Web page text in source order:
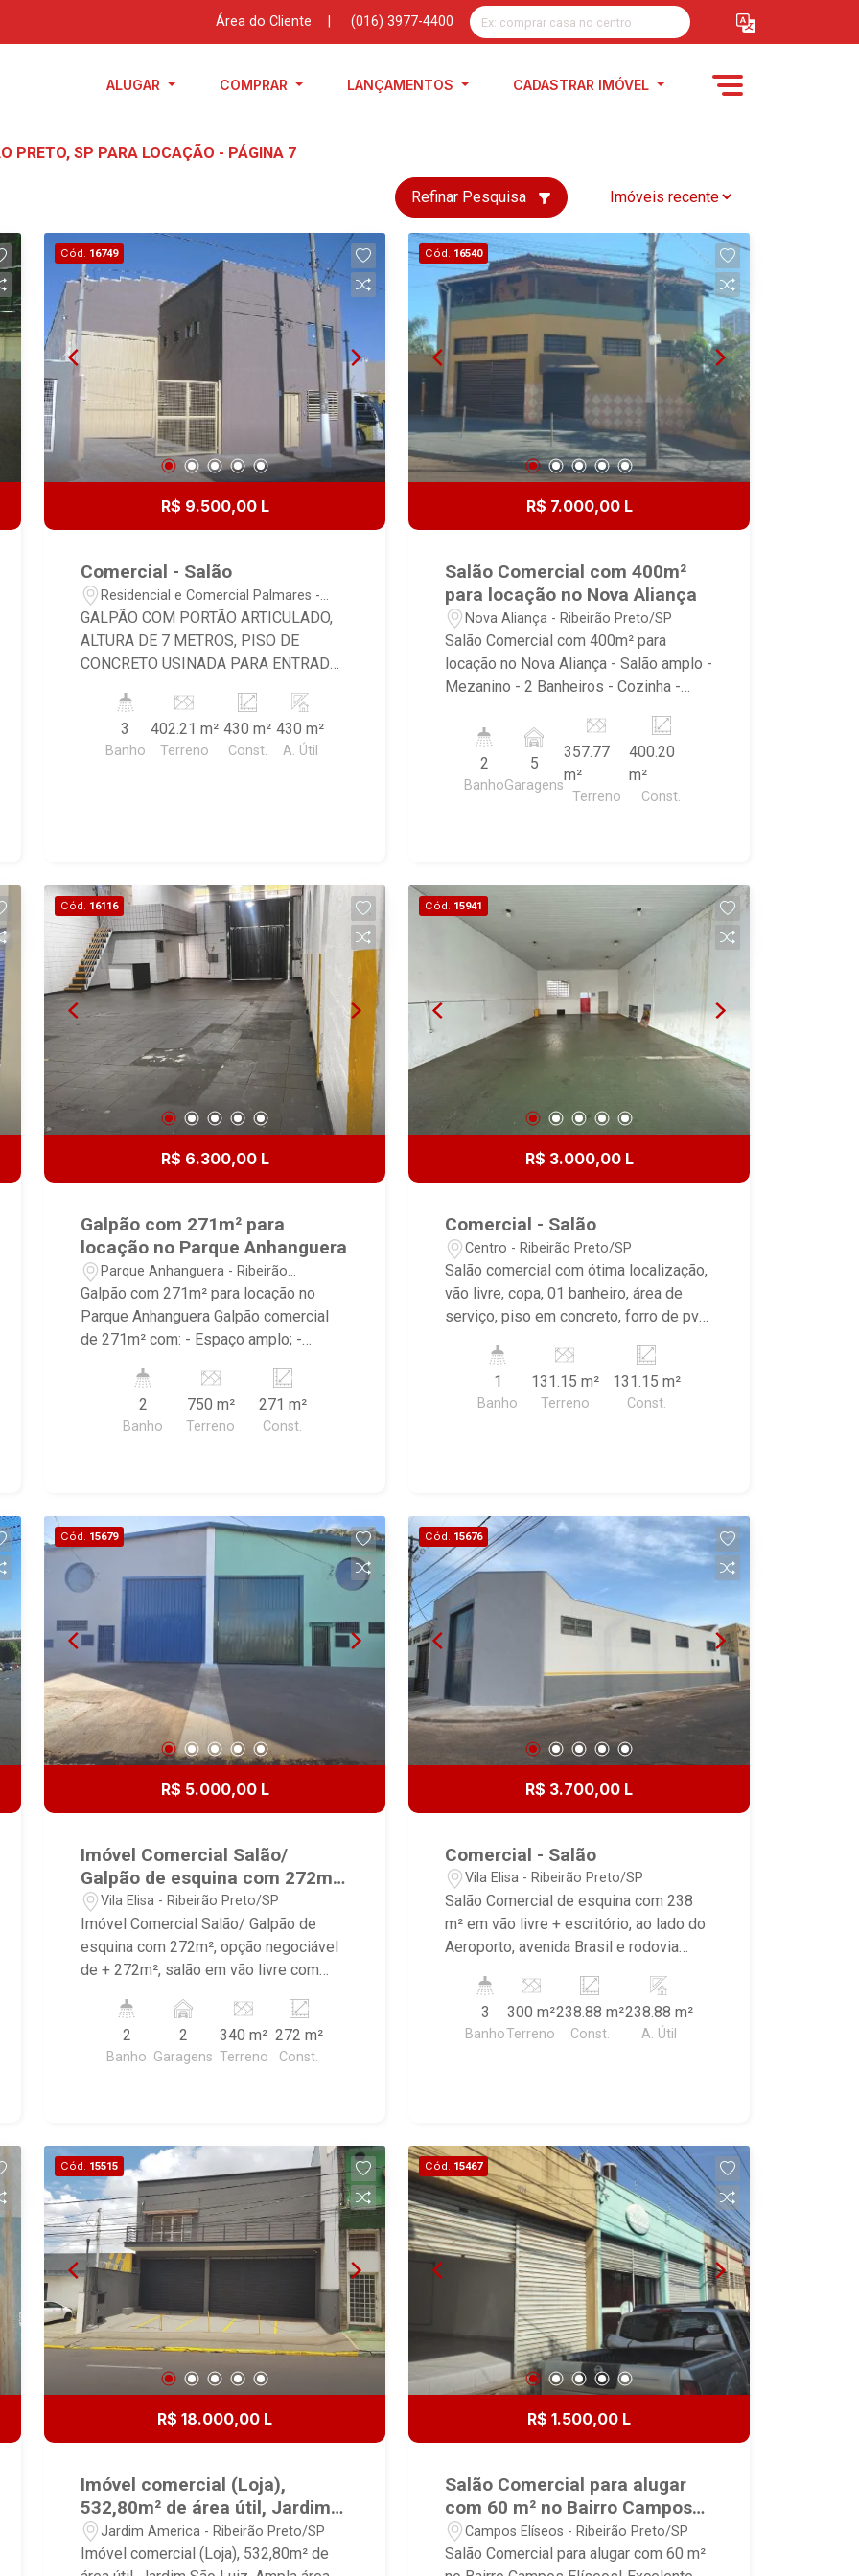
Área do Cliente (016) 3977-4400
ALUGAR COMPRAR LANÇAMENTOS CADASTRAR IMÓVEL
PRETO, SP PARA LOCAÇÃO - PÁGINA 7
Refinar Pesquisa
Cód. 16749
R$ 9.500,00 L
Comercial - Salão
Residencial e Comercial Palmares -
Ribeirão Preto/SP
GALPÃO COM PORTÃO ARTICULADO,
ALTURA DE 7 METROS, PISO DE
CONCRETO USINADA PARA ENTRADA
DESCARGA INTERNA, ESCRITÓRIO
COM 02 PAVIMENTOS (84 M²) PISO
FRIO CONTENDO, 2 SALAS AMPLAS
ALARME/SISTEMA DE SEGURANÇA,
PREPARAÇÃO PARA INSTALAÇÃO DE
SISTEMA DE AR CONDICIONADO,
CIRCUITO FECHADO E SISTEMA
LÓGICO.
3
Banho
402.21 m²
Terreno
430 m²
Const.
430 m²
A. Útil
Cód. 16540
R$ 7.000,00 L
Salão Comercial com 400m²
para locação no Nova Aliança
Nova Aliança - Ribeirão Preto/SP
Salão Comercial com 400m² para
locação no Nova Aliança - Salão amplo -
Mezanino - 2 Banheiros - Cozinha -
2
Banho
5
Garagens
357.77
m²
Terreno
400.20
m²
Const.
Cód. 16116
R$ 6.300,00 L
Galpão com 271m² para
locação no Parque Anhanguera
Parque Anhanguera - Ribeirão
Preto/SP
Galpão com 271m² para locação no
Parque Anhanguera Galpão comercial
de 271m² com: - Espaço amplo; -
2
Banho
750 m²
Terreno
271 m²
Const.
Cód. 15941
R$ 3.000,00 L
Comercial - Salão
Centro - Ribeirão Preto/SP
Salão comercial com ótima localização,
vão livre, copa, 01 banheiro, área de
serviço, piso em concreto, forro de pvc
1
Banho
131.15 m²
Terreno
131.15 m²
Const.
Cód. 15679
R$ 5.000,00 L
Imóvel Comercial Salão/
Galpão de esquina com 272m²,
opção negociável de + 272m²,
salão em vão livre com
escritório e banheiros, no
bairro Vila Elisa, ao lado da
fácil para Rodovia Anhanguera
e Aeroporto;
Vila Elisa - Ribeirão Preto/SP
Imóvel Comercial Salão/ Galpão de
esquina com 272m², opção negociável
de + 272m², salão em vão livre com
Elisa, ao lado da avenida Brasil, com
acesso fácil para Rodovia Anhanguera e
Aeroporto; - Salão/ Galpão em vão livre
5,0x5,0 (para entrada de caminhão) -
Escritório com piso em cerâmica
esmaltada - 2 Banheiros - - Quintal,
recuo no fundo com área de serviço -
Recuo frontal com 2 vagas de
estacionamento para clientes
2
Banho
2
Garagens
340 m²
Terreno
272 m²
Const.
Cód. 15676
R$ 3.700,00 L
Comercial - Salão
Vila Elisa - Ribeirão Preto/SP
Salão Comercial de esquina com 238
m² em vão livre + escritório, ao lado do
Aeroporto, avenida Brasil e rodovia
estrutura metálica - Pé direito alto -
Piso em concreto - Portão Basculante
5x5 metros - Escritório - 3 Banheiros
3
Banho
300 m²
Terreno
238.88 m²
Const.
238.88 m²
A. Útil
Cód. 15515
R$ 18.000,00 L
Imóvel comercial (Loja),
532,80m² de área útil, Jardim
São Luiz
Jardim America - Ribeirão Preto/SP
Imóvel comercial (Loja), 532,80m² de
Cód. 15467
R$ 1.500,00 L
Salão Comercial para alugar
com 60 m² no Bairro Campos
Elíseos!
Campos Elíseos - Ribeirão Preto/SP
Salão Comercial para alugar com 60 m²